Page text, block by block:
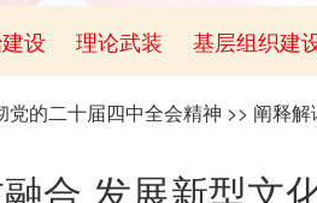
设 理论武装 基层组织建
党的二十届四中全会精神 >> 阐释解
合 发展新型文